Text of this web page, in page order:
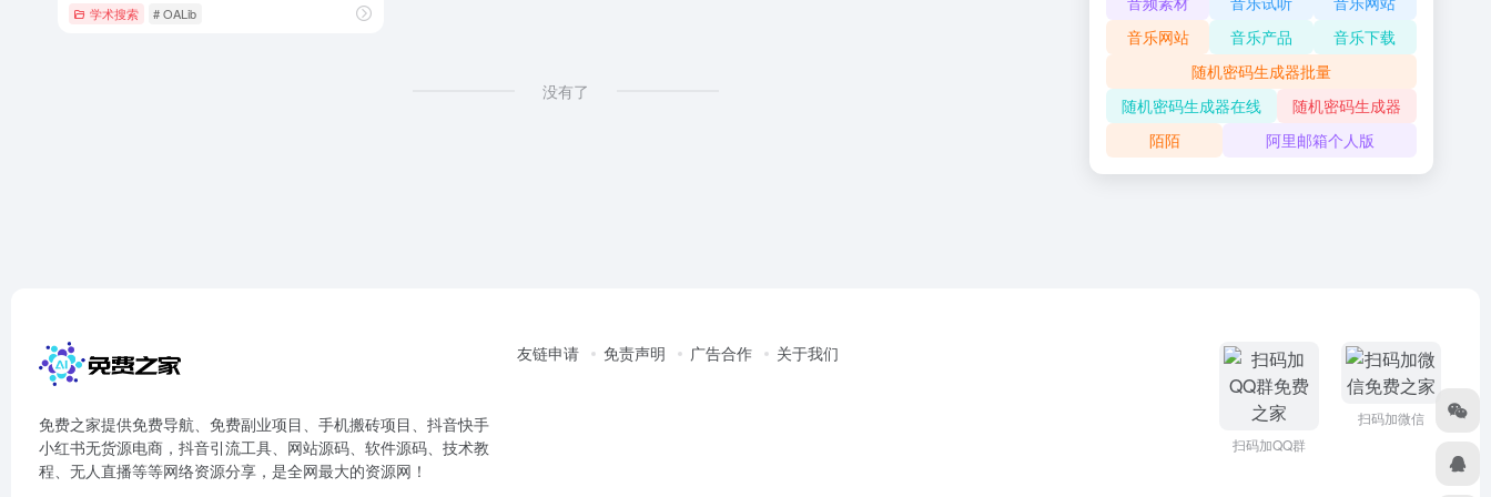
学术搜索 # OALib
没有了
音乐网站
音乐产品
音乐下载
随机密码生成器批量
随机密码生成器在线
随机密码生成器
陌陌
阿里邮箱个人版
免费之家提供免费导航、免费副业项目、手机搬砖项目、抖音快手
小红书无货源电商，抖音引流工具、网站源码、软件源码、技术教
程、无人直播等等网络资源分享，是全网最大的资源网！
友链申请 免责声明 广告合作 关于我们
扫码加QQ群
扫码加微信